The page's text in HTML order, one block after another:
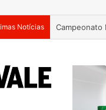
Notícias Campeonato